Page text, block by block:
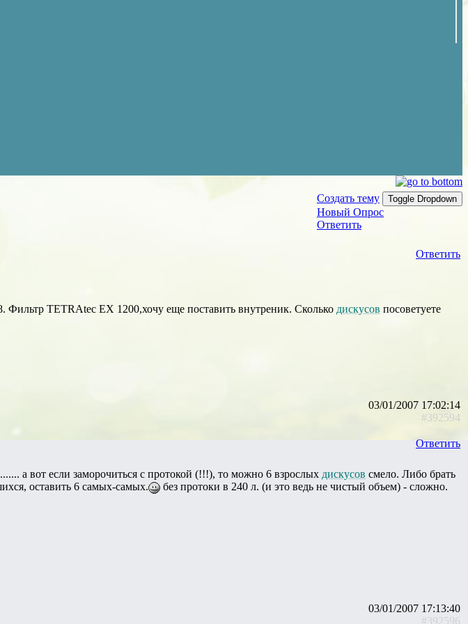
Создать тему
Toggle Dropdown
Новый Опрос
Ответить
Ответить
Фильтр TETRAtec EX 1200,хочу еще поставить внутреник. Сколько дискусов посоветуете
03/01/2007 17:02:14
#392594
Ответить
а вот если заморочиться с протокой (!!!), то можно 6 взрослых дискусов смело. Либо брать
оставить 6 самых-самых.
без протоки в 240 л. (и это ведь не чистый объем) - сложно.
03/01/2007 17:13:40
#392596